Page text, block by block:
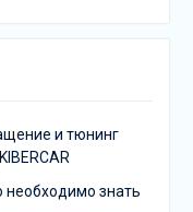
и тюнинг
необходимо знать